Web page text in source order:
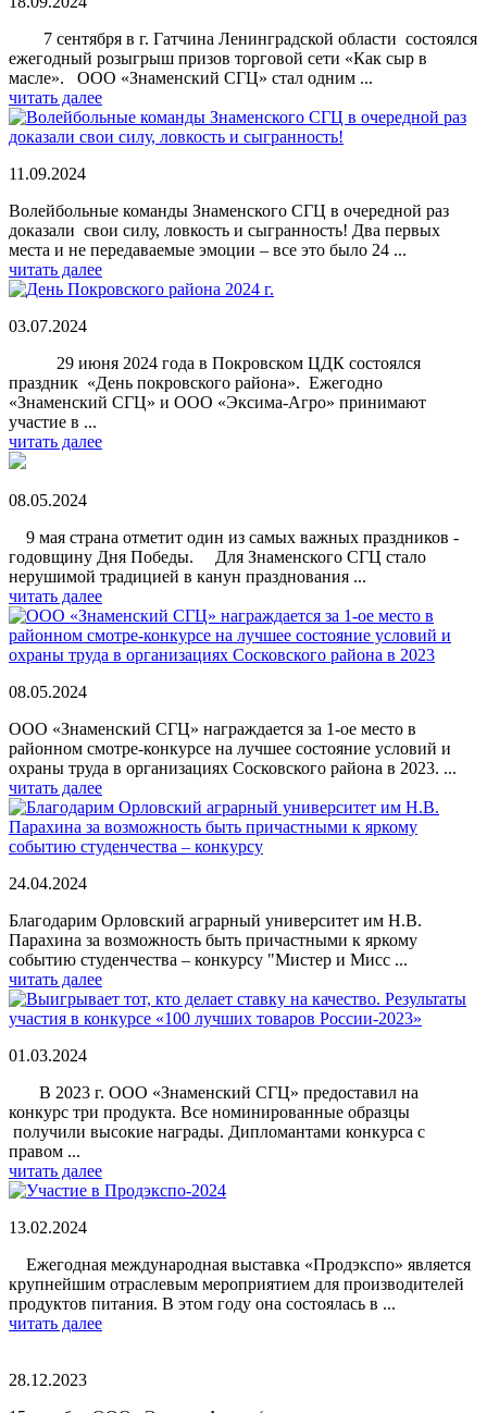
7 сентября в г. Гатчина Ленинградской области состоялся
ежегодный розыгрыш призов торговой сети «Как сыр в
масле». ООО «Знаменский СГЦ» стал одним ...
читать далее
11.09.2024
Волейбольные команды Знаменского СГЦ в очередной раз
доказали свои силу, ловкость и сыгранность! Два первых
места и не передаваемые эмоции – все это было 24 ...
читать далее
03.07.2024
29 июня 2024 года в Покровском ЦДК состоялся
праздник «День покровского района». Ежегодно
«Знаменский СГЦ» и ООО «Эксима-Агро» принимают
участие в ...
читать далее
08.05.2024
9 мая страна отметит один из самых важных праздников -
годовщину Дня Победы. Для Знаменского СГЦ стало
нерушимой традицией в канун празднования ...
читать далее
08.05.2024
ООО «Знаменский СГЦ» награждается за 1-ое место в
районном смотре-конкурсе на лучшее состояние условий и
охраны труда в организациях Сосковского района в 2023. ...
читать далее
24.04.2024
Благодарим Орловский аграрный университет им Н.В.
Парахина за возможность быть причастными к яркому
событию студенчества – конкурсу "Мистер и Мисс ...
читать далее
01.03.2024
В 2023 г. ООО «Знаменский СГЦ» предоставил на
конкурс три продукта. Все номинированные образцы
получили высокие награды. Дипломантами конкурса с
правом ...
читать далее
13.02.2024
Ежегодная международная выставка «Продэкспо» является
крупнейшим отраслевым мероприятием для производителей
продуктов питания. В этом году она состоялась в ...
читать далее
28.12.2023